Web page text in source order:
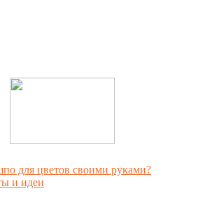
для цветов своими руками?
и идеи